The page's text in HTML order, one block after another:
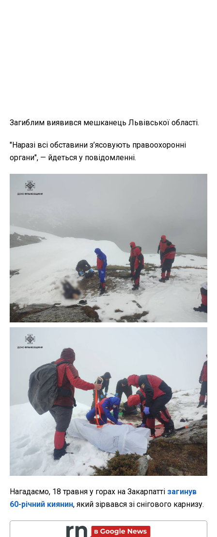
Загиблим виявився мешканець Львівської області.
"Наразі всі обставини з’ясовують правоохоронні
органи", — йдеться у повідомленні.
Нагадаємо, 18 травня у горах на Закарпатті загинув
60-річний киянин, який зірвався зі снігового карнизу.